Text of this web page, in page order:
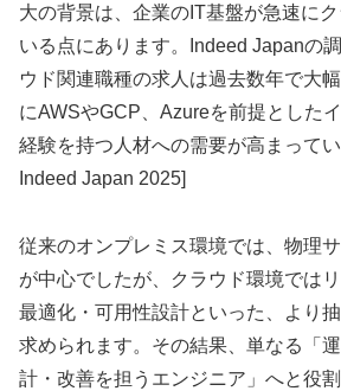
大の背景は、企業のIT基盤が急速に
いる点にあります。Indeed Japanの
ウド関連職種の求人は過去数年で大
にAWSやGCP、Azureを前提とした
経験を持つ人材への需要が高まってい
Indeed Japan 2025]
従来のオンプレミス環境では、物理
が中心でしたが、クラウド環境では
最適化・可用性設計といった、より
求められます。その結果、単なる「
計・改善を担うエンジニア」へと役